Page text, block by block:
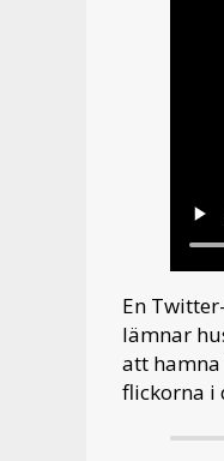
En
lämnar
att
flickorna i